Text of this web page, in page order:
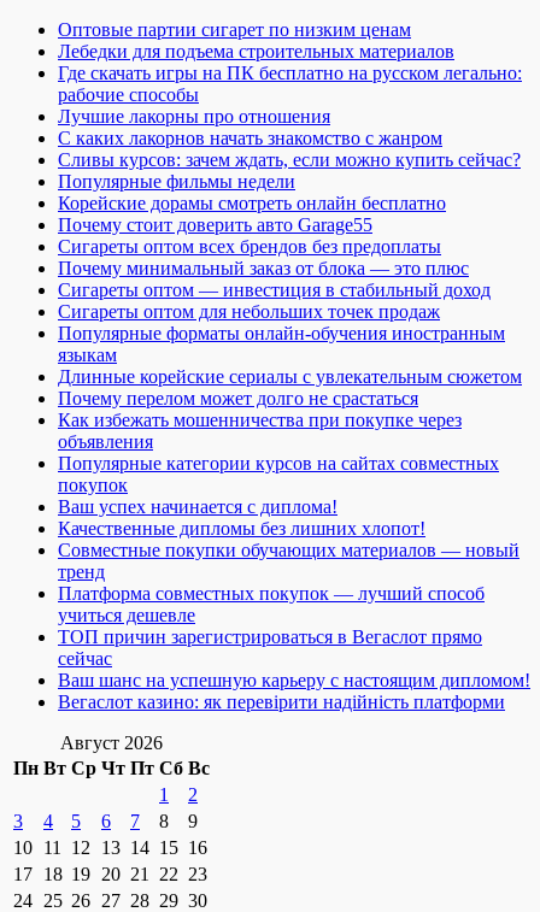
Оптовые партии сигарет по низким ценам
Лебедки для подъема строительных материалов
Где скачать игры на ПК бесплатно на русском легально:
рабочие способы
Лучшие лакорны про отношения
С каких лакорнов начать знакомство с жанром
Сливы курсов: зачем ждать, если можно купить сейчас?
Популярные фильмы недели
Корейские дорамы смотреть онлайн бесплатно
Почему стоит доверить авто Garage55
Сигареты оптом всех брендов без предоплаты
Почему минимальный заказ от блока — это плюс
Сигареты оптом — инвестиция в стабильный доход
Сигареты оптом для небольших точек продаж
Популярные форматы онлайн-обучения иностранным
языкам
Длинные корейские сериалы с увлекательным сюжетом
Почему перелом может долго не срастаться
Как избежать мошенничества при покупке через
объявления
Популярные категории курсов на сайтах совместных
покупок
Ваш успех начинается с диплома!
Качественные дипломы без лишних хлопот!
Совместные покупки обучающих материалов — новый
тренд
Платформа совместных покупок — лучший способ
учиться дешевле
ТОП причин зарегистрироваться в Вегаслот прямо
сейчас
Ваш шанс на успешную карьеру с настоящим дипломом!
Вегаслот казино: як перевірити надійність платформи
Август 2026
Пн Вт Ср Чт Пт Сб Вс
1
2
3
4 5 6 7 8
9
10 11 12 13 14 15 16
17 18 19 20 21 22 23
24 25 26 27 28 29 30